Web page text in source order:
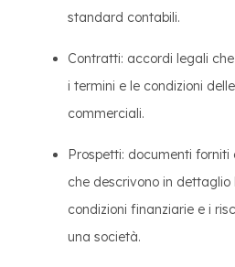
standard contabili.
Contratti: accordi legali
i termini e le condizioni
commerciali.
Prospetti: documenti
che descrivono in dettaglio
condizioni finanziarie e i
una società.